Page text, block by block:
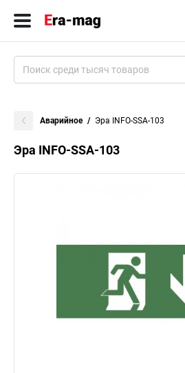
Аварийное Эра INFO-SSA-103
Эра INFO-SSA-103